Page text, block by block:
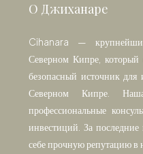
О Джиханаре
Cihanara —
Северном Кипре, который
безопасный источник
Северном Кипре.
профессиональные
инвестиций. За последние
себе прочную репутацию